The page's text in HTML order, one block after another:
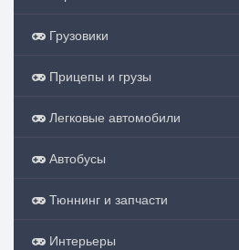
Грузовики
Прицепы и грузы
Легковые автомобили
Автобусы
Тюннинг и запчасти
Интерьеры